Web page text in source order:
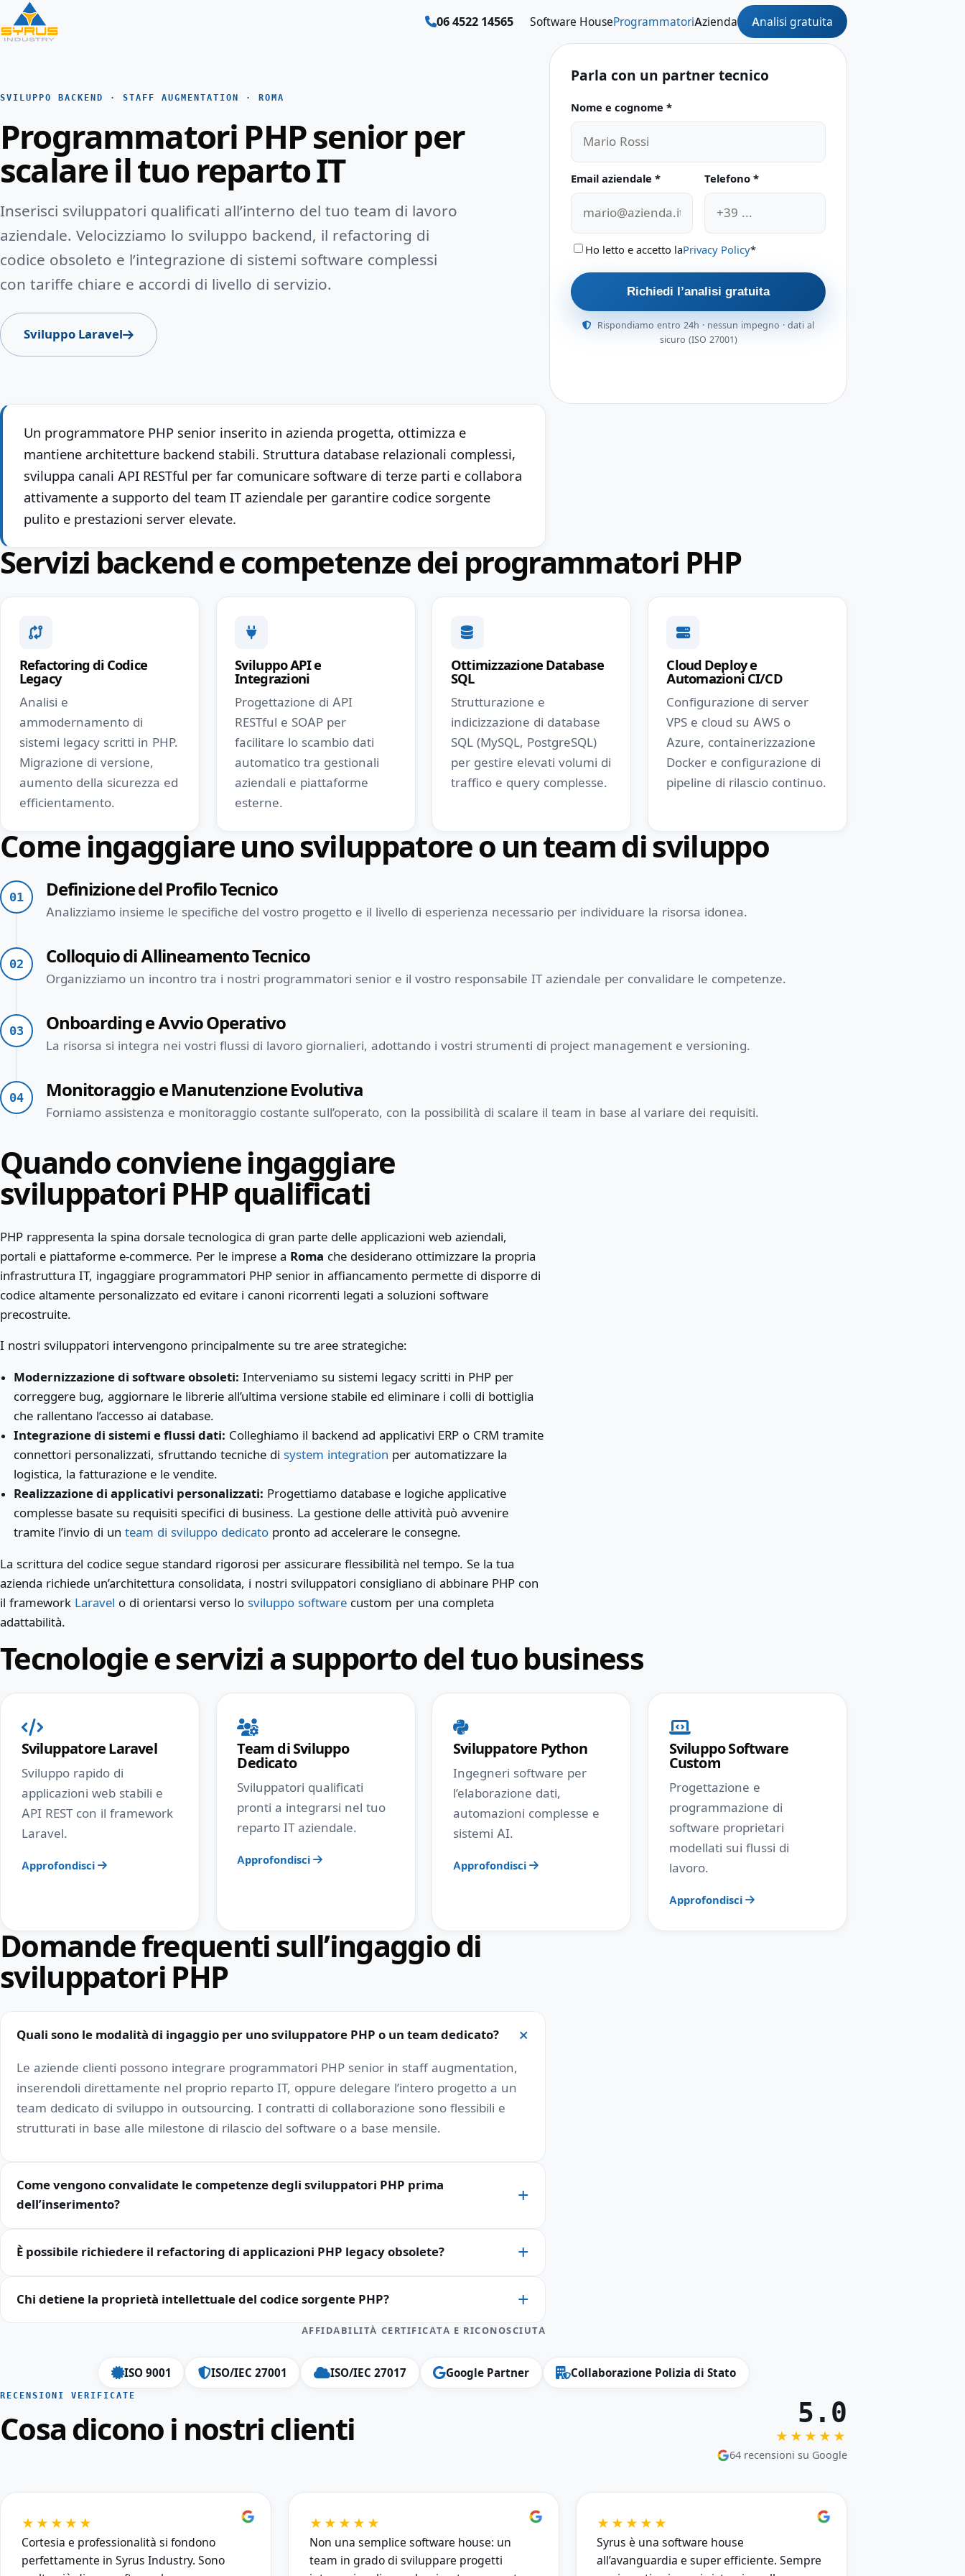
06 4522 14565 Software HouseProgrammatoriAzienda Analisi gratuita
SVILUPPO BACKEND · STAFF AUGMENTATION · ROMA
Programmatori PHP senior per
scalare il tuo reparto IT
Inserisci sviluppatori qualificati all’interno del tuo team di lavoro
aziendale. Velocizziamo lo sviluppo backend, il refactoring di
codice obsoleto e l’integrazione di sistemi software complessi
con tariffe chiare e accordi di livello di servizio.
Sviluppo Laravel
Parla con un partner tecnico
Non compilare questo campo
Nome e cognome *
Email aziendale * Telefono *
Ho letto e accetto laPrivacy Policy*
Richiedi l’analisi gratuita
Rispondiamo entro 24h · nessun impegno · dati al
sicuro (ISO 27001)
Un programmatore PHP senior inserito in azienda progetta, ottimizza e
mantiene architetture backend stabili. Struttura database relazionali complessi,
sviluppa canali API RESTful per far comunicare software di terze parti e collabora
attivamente a supporto del team IT aziendale per garantire codice sorgente
pulito e prestazioni server elevate.
Servizi backend e competenze dei programmatori PHP
Refactoring di Codice
Legacy
Analisi e
ammodernamento di
sistemi legacy scritti in PHP.
Migrazione di versione,
aumento della sicurezza ed
efficientamento.
Sviluppo API e
Integrazioni
Progettazione di API
RESTful e SOAP per
facilitare lo scambio dati
automatico tra gestionali
aziendali e piattaforme
esterne.
Ottimizzazione Database
SQL
Strutturazione e
indicizzazione di database
SQL (MySQL, PostgreSQL)
per gestire elevati volumi di
traffico e query complesse.
Cloud Deploy e
Automazioni CI/CD
Configurazione di server
VPS e cloud su AWS o
Azure, containerizzazione
Docker e configurazione di
pipeline di rilascio continuo.
Come ingaggiare uno sviluppatore o un team di sviluppo
01 Definizione del Profilo Tecnico
Analizziamo insieme le specifiche del vostro progetto e il livello di esperienza necessario per individuare la risorsa idonea.
02 Colloquio di Allineamento Tecnico
Organizziamo un incontro tra i nostri programmatori senior e il vostro responsabile IT aziendale per convalidare le competenze.
03 Onboarding e Avvio Operativo
La risorsa si integra nei vostri flussi di lavoro giornalieri, adottando i vostri strumenti di project management e versioning.
04 Monitoraggio e Manutenzione Evolutiva
Forniamo assistenza e monitoraggio costante sull’operato, con la possibilità di scalare il team in base al variare dei requisiti.
Quando conviene ingaggiare
sviluppatori PHP qualificati
PHP rappresenta la spina dorsale tecnologica di gran parte delle applicazioni web aziendali,
portali e piattaforme e-commerce. Per le imprese a Roma che desiderano ottimizzare la propria
infrastruttura IT, ingaggiare programmatori PHP senior in affiancamento permette di disporre di
codice altamente personalizzato ed evitare i canoni ricorrenti legati a soluzioni software
precostruite.
I nostri sviluppatori intervengono principalmente su tre aree strategiche:
Modernizzazione di software obsoleti: Interveniamo su sistemi legacy scritti in PHP per
correggere bug, aggiornare le librerie all’ultima versione stabile ed eliminare i colli di bottiglia
che rallentano l’accesso ai database.
Integrazione di sistemi e flussi dati: Colleghiamo il backend ad applicativi ERP o CRM tramite
connettori personalizzati, sfruttando tecniche disystem integration per automatizzare la
logistica, la fatturazione e le vendite.
Realizzazione di applicativi personalizzati: Progettiamo database e logiche applicative
complesse basate su requisiti specifici di business. La gestione delle attività può avvenire
tramite l’invio di unteam di sviluppo dedicato pronto ad accelerare le consegne.
La scrittura del codice segue standard rigorosi per assicurare flessibilità nel tempo. Se la tua
azienda richiede un’architettura consolidata, i nostri sviluppatori consigliano di abbinare PHP con
il framework Laravel o di orientarsi verso lo sviluppo software custom per una completa
adattabilità.
Tecnologie e servizi a supporto del tuo business
Sviluppatore Laravel
Sviluppo rapido di
applicazioni web stabili e
API REST con il framework
Laravel.
Approfondisci
Team di Sviluppo
Dedicato
Sviluppatori qualificati
pronti a integrarsi nel tuo
reparto IT aziendale.
Approfondisci
Sviluppatore Python
Ingegneri software per
l’elaborazione dati,
automazioni complesse e
sistemi AI.
Approfondisci
Sviluppo Software
Custom
Progettazione e
programmazione di
software proprietari
modellati sui flussi di
lavoro.
Approfondisci
Domande frequenti sull’ingaggio di
sviluppatori PHP
Quali sono le modalità di ingaggio per uno sviluppatore PHP o un team dedicato?
Le aziende clienti possono integrare programmatori PHP senior in staff augmentation,
inserendoli direttamente nel proprio reparto IT, oppure delegare l’intero progetto a un
team dedicato di sviluppo in outsourcing. I contratti di collaborazione sono flessibili e
strutturati in base alle milestone di rilascio del software o a base mensile.
Come vengono convalidate le competenze degli sviluppatori PHP prima
dell’inserimento?
È possibile richiedere il refactoring di applicazioni PHP legacy obsolete?
Chi detiene la proprietà intellettuale del codice sorgente PHP?
AFFIDABILITÀ CERTIFICATA E RICONOSCIUTA
ISO 9001 ISO/IEC 27001 ISO/IEC 27017 Google Partner Collaborazione Polizia di Stato
RECENSIONI VERIFICATE
Cosa dicono i nostri clienti 5.0
★★★★★
64 recensioni su Google
★★★★★
Cortesia e professionalità si fondono
perfettamente in Syrus Industry. Sono
★★★★★
Non una semplice software house: un
team in grado di sviluppare progetti
★★★★★
Syrus è una software house
all’avanguardia e super efficiente. Sempre